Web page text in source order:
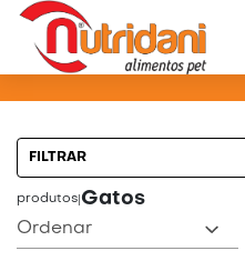
PRODUTOS
FILTRAR
produtos Gatos
Ordenar